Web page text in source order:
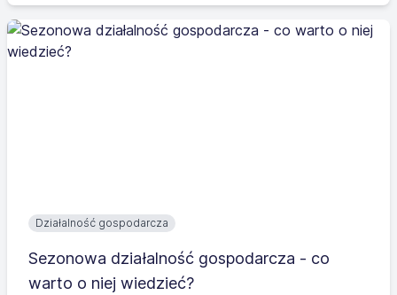
Działalność gospodarcza
Sezonowa działalność gospodarcza - co
warto o niej wiedzieć?